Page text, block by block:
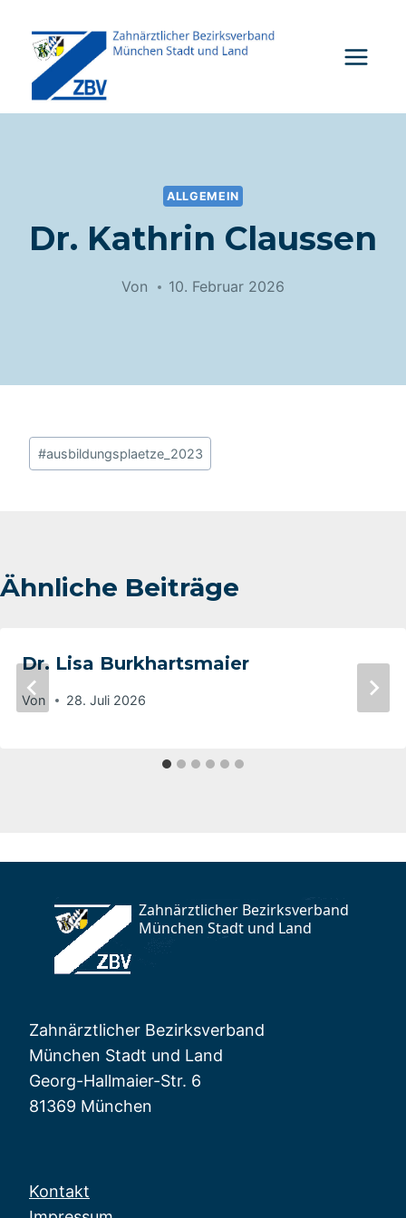
Inhalt
springen
ALLGEMEIN
Dr. Kathrin Claussen
Von 10. Februar 2026
Schlagworte:
#ausbildungsplaetze_2023
Ähnliche Beiträge
Dr. Lisa Burkhartsmaier
Von 28. Juli 2026
Zahnärztlicher Bezirksverband
München Stadt und Land
Georg-Hallmaier-Str. 6
81369 München
Kontakt